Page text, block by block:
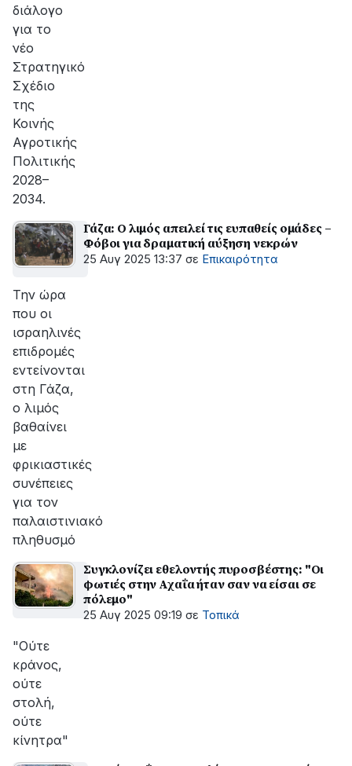
διάλογο
για το
νέο
Στρατηγικό
Σχέδιο
της
Κοινής
Αγροτικής
Πολιτικής
2028–
2034.
Γάζα: Ο λιμός απειλεί τις ευπαθείς ομάδες –
Φόβοι για δραματική αύξηση νεκρών
25 Αυγ 2025 13:37 σε Επικαιρότητα
Την ώρα
που οι
ισραηλινές
επιδρομές
εντείνονται
στη Γάζα,
ο λιμός
βαθαίνει
με
φρικιαστικές
συνέπειες
για τον
παλαιστινιακό
πληθυσμό
Συγκλονίζει εθελοντής πυροσβέστης: "Οι
φωτιές στην Αχαΐα ήταν σαν να είσαι σε
πόλεμο"
25 Αυγ 2025 09:19 σε Τοπικά
"Ούτε
κράνος,
ούτε
στολή,
ούτε
κίνητρα"